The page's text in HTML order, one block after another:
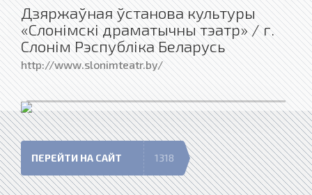
Дзяржаўная ўстанова культуры
«Слонімскі драматычны тэатр» / г.
Слонiм Рэспублiка Беларусь
http://www.slonimteatr.by/
ПЕРЕЙТИ НА САЙТ 1318